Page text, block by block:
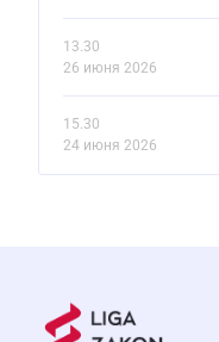
13.30
26 июня 2026
15.30
24 июня 2026